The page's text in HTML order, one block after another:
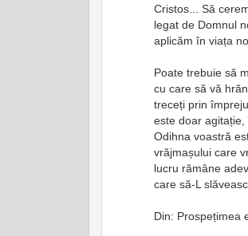
Cristos... Să
legat de Domnul
aplicăm în viața
Poate trebuie să
cu care să vă
treceți prin
este doar
Odihna voastră
vrăjmașului care
lucru rămâne
care să-L
Din: Prospețimea